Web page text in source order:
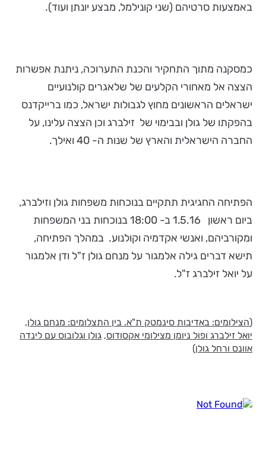
באמצעות סרטיהם (שני קונילמל, מבצע יונתן ועוד).
כמסקנה מתוך התחקיר והכנת התערוכה, ניתנת אפשרות
הצצה אל מאחורי הקלעים של שלאגרים קולנועיים
ישראלים הראשונים מחוץ לגבולות ישראל, כמו ברייקדנס
בהפקתו של גולן ובבימוי של זילברג וכן הצצה עלינו, על
החברה הישראלית והארץ של שנות ה- 40 ואילך.
הפתיחה החגיגית תתקיים בנוכחות משפחות גולן וזילברג,
ביום ראשון 1.5.16 ב- 18:00 בנוכחות בני המשפחות
ומקורביהם, ואנשי אקדמיה וקולנוע. במהלך הפתיחה,
תישא דברים גילה אלמגור על מנחם גולן ז"ל ודן אלמגור
על יואל זילברג ז"ל.
(הצילומים: באדיבות סינמטק ת"א. בין התצלומים: מנחם גולן,
יואל זילברג ופול ניומן מצילומי אקסודוס, גולן וגלובוס עם לינדה
אוונס ורחל גולן)